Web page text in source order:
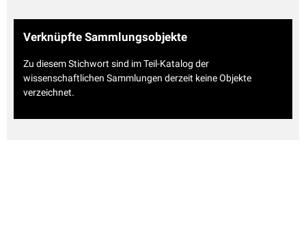
Verknüpfte Sammlungsobjekte
Zu diesem Stichwort sind im Teil-Katalog der
wissenschaftlichen Sammlungen derzeit keine Objekte
verzeichnet.